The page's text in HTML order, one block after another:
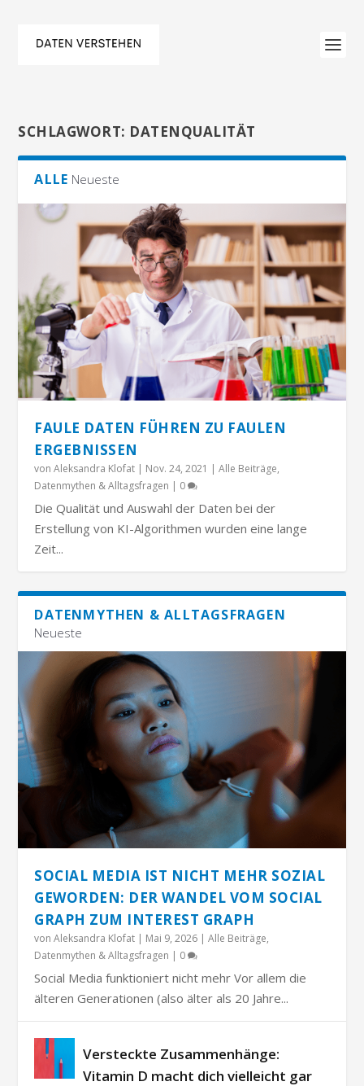
SCHLAGWORT: DATENQUALITÄT
ALLE Neueste
FAULE DATEN FÜHREN ZU FAULEN
ERGEBNISSEN
vonAleksandra Klofat | Nov. 24, 2021 |Alle Beiträge,
Datenmythen & Alltagsfragen | 0
Die Qualität und Auswahl der Daten bei der
Erstellung von KI-Algorithmen wurden eine lange
Zeit...
DATENMYTHEN & ALLTAGSFRAGEN
Neueste
SOCIAL MEDIA IST NICHT MEHR SOZIAL
GEWORDEN: DER WANDEL VOM SOCIAL
GRAPH ZUM INTEREST GRAPH
vonAleksandra Klofat | Mai 9, 2026 |Alle Beiträge,
Datenmythen & Alltagsfragen | 0
Social Media funktioniert nicht mehr Vor allem die
älteren Generationen (also älter als 20 Jahre...
Versteckte Zusammenhänge:
Vitamin D macht dich vielleicht gar